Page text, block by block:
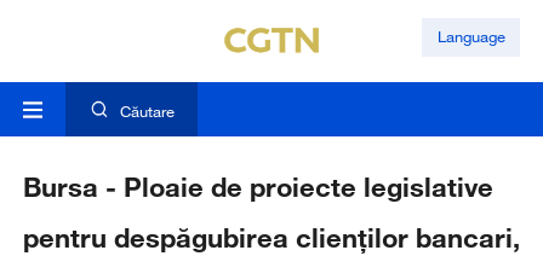
Language
Căutare
Bursa - Ploaie de proiecte legislative
pentru despăgubirea clienţilor bancari,